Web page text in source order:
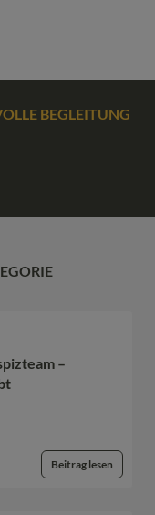
BEGLEITUNG
–
Beitrag lesen